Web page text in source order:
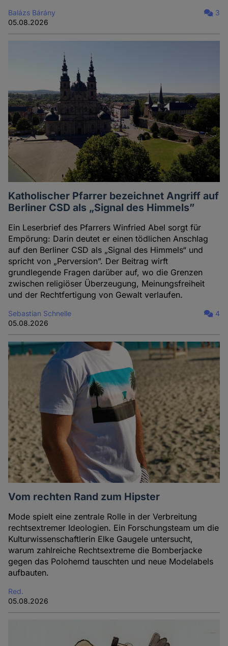
Balázs Bárány
05.08.2026
3
Katholischer Pfarrer bezeichnet Angriff auf
Berliner CSD als „Signal des Himmels”
Ein Leserbrief des Pfarrers Winfried Abel sorgt für
Empörung: Darin deutet er einen tödlichen Anschlag
auf den Berliner CSD als „Signal des Himmels“ und
spricht von „Perversion”. Der Beitrag wirft
grundlegende Fragen darüber auf, wo die Grenzen
zwischen religiöser Überzeugung, Meinungsfreiheit
und der Rechtfertigung von Gewalt verlaufen.
Sebastian Schnelle
05.08.2026
4
Vom rechten Rand zum Hipster
Mode spielt eine zentrale Rolle in der Verbreitung
rechtsextremer Ideologien. Ein Forschungsteam um die
Kulturwissenschaftlerin Elke Gaugele untersucht,
warum zahlreiche Rechtsextreme die Bomberjacke
gegen das Polohemd tauschten und neue Modelabels
aufbauten.
Red.
05.08.2026